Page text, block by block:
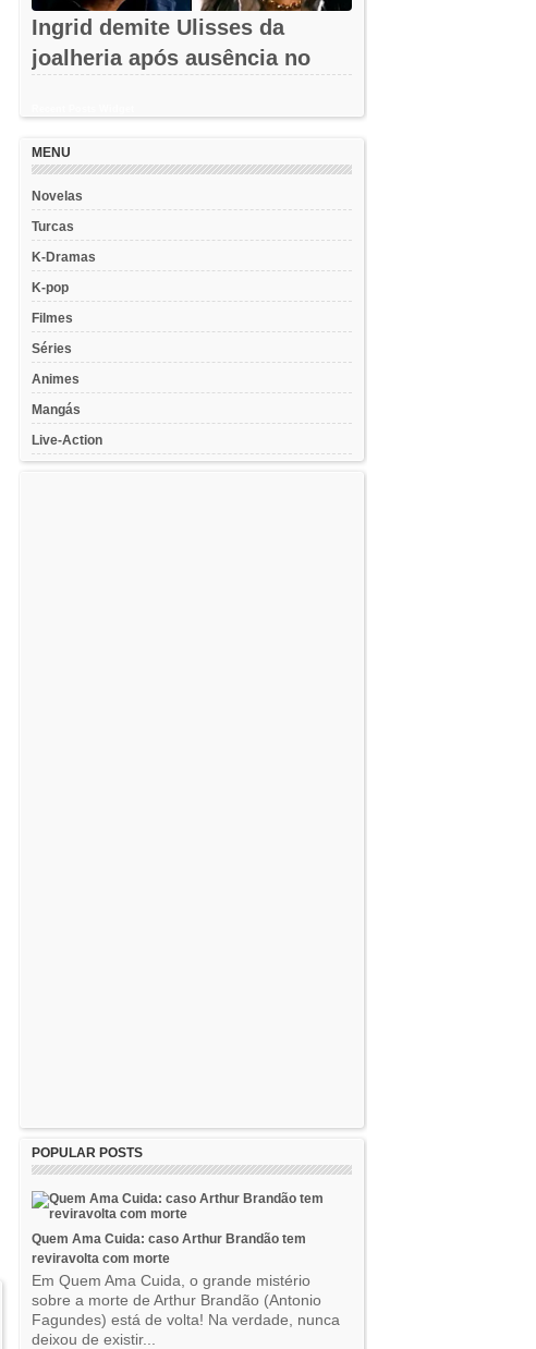
Ingrid demite Ulisses da
joalheria após ausência no
MENU
Novelas
Turcas
K-Dramas
K-pop
Filmes
Séries
Animes
Mangás
Live-Action
POPULAR POSTS
Quem Ama Cuida: caso Arthur Brandão tem
reviravolta com morte
Em Quem Ama Cuida, o grande mistério
sobre a morte de Arthur Brandão (Antonio
Fagundes) está de volta! Na verdade, nunca
deixou de existir...